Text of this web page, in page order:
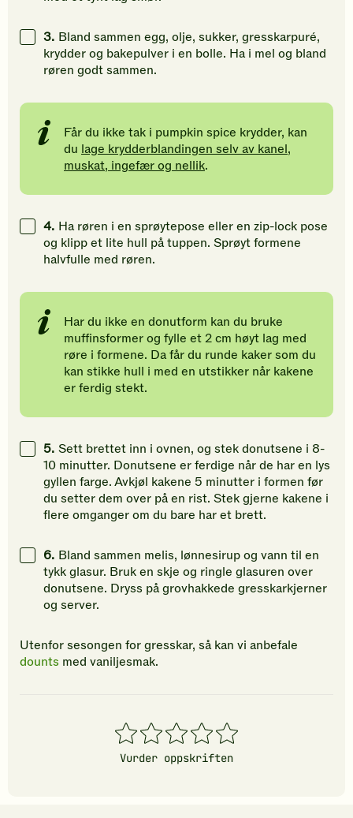
3. Bland sammen egg, olje, sukker, gresskarpuré,
krydder og bakepulver i en bolle. Ha i mel og bland
røren godt sammen.
Får du ikke tak i pumpkin spice krydder, kan
du lage krydderblandingen selv av kanel,
muskat, ingefær og nellik.
4. Ha røren i en sprøytepose eller en zip-lock pose
og klipp et lite hull på tuppen. Sprøyt formene
halvfulle med røren.
Har du ikke en donutform kan du bruke
muffinsformer og fylle et 2 cm høyt lag med
røre i formene. Da får du runde kaker som du
kan stikke hull i med en utstikker når kakene
er ferdig stekt.
5. Sett brettet inn i ovnen, og stek donutsene i 8-
10 minutter. Donutsene er ferdige når de har en lys
gyllen farge. Avkjøl kakene 5 minutter i formen før
du setter dem over på en rist. Stek gjerne kakene i
flere omganger om du bare har et brett.
6. Bland sammen melis, lønnesirup og vann til en
tykk glasur. Bruk en skje og ringle glasuren over
donutsene. Dryss på grovhakkede gresskarkjerner
og server.
Utenfor sesongen for gresskar, så kan vi anbefale
dounts med vaniljesmak.
1
stjerner
2
stjerner
3
stjerner
4
stjerner
5
stjerner
Vurder oppskriften